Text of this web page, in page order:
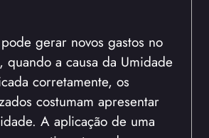
gerar novos gastos no
quando a causa da Umidade
corretamente, os
costumam apresentar
A aplicação de uma